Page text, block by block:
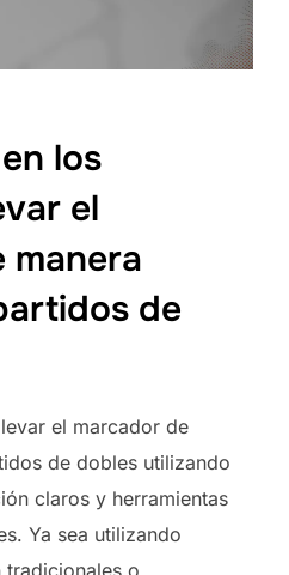
los
el
manera
de
el marcador de
de dobles utilizando
claros y herramientas
Ya sea utilizando
tradicionales o